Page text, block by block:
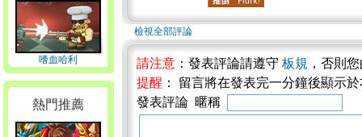
嗜血哈利
熱門推薦
檢視全部評論
請注意 ：發表評論請遵守 板規 ，否則
提醒 ： 留言將在發表完一分鐘後顯示
發表評論 暱稱